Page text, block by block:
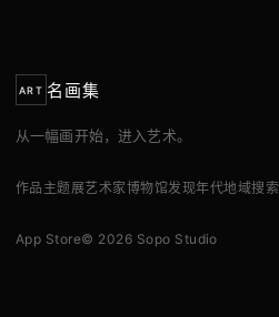
ART 名画集
从一幅画开始，进入艺术。
作品 主题展艺术家博物馆发现年代地域搜索
App Store© 2026 Sopo Studio